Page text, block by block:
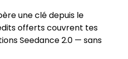
une clé depuis le
offerts couvrent tes
Seedance 2.0 — sans